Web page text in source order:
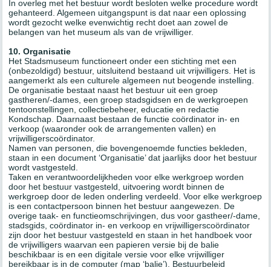
In overleg met het bestuur wordt besloten welke procedure wordt
gehanteerd. Algemeen uitgangspunt is dat naar een oplossing
wordt gezocht welke evenwichtig recht doet aan zowel de
belangen van het museum als van de vrijwilliger.
10. Organisatie
Het Stadsmuseum functioneert onder een stichting met een
(onbezoldigd) bestuur, uitsluitend bestaand uit vrijwilligers. Het is
aangemerkt als een culturele algemeen nut beogende instelling.
De organisatie bestaat naast het bestuur uit een groep
gastheren/-dames, een groep stadsgidsen en de werkgroepen
tentoonstellingen, collectiebeheer, educatie en redactie
Kondschap. Daarnaast bestaan de functie coördinator in- en
verkoop (waaronder ook de arrangementen vallen) en
vrijwilligerscoördinator.
Namen van personen, die bovengenoemde functies bekleden,
staan in een document ‘Organisatie’ dat jaarlijks door het bestuur
wordt vastgesteld.
Taken en verantwoordelijkheden voor elke werkgroep worden
door het bestuur vastgesteld, uitvoering wordt binnen de
werkgroep door de leden onderling verdeeld. Voor elke werkgroep
is een contactpersoon binnen het bestuur aangewezen. De
overige taak- en functieomschrijvingen, dus voor gastheer/-dame,
stadsgids, coördinator in- en verkoop en vrijwilligerscoördinator
zijn door het bestuur vastgesteld en staan in het handboek voor
de vrijwilligers waarvan een papieren versie bij de balie
beschikbaar is en een digitale versie voor elke vrijwilliger
bereikbaar is in de computer (map ‘balie’). Bestuurbeleid